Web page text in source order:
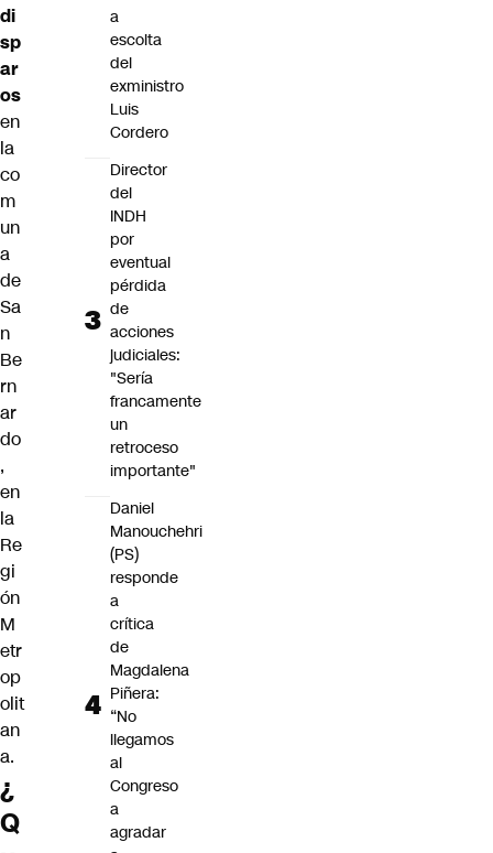
di
sp
ar
os
en
la
co
m
un
a
de
Sa
n
Be
rn
ar
do
,
en
la
Re
gi
ón
M
etr
op
olit
an
a.
¿
Q
a
escolta
del
exministro
Luis
Cordero
Director
del
INDH
por
eventual
pérdida
de
acciones
judiciales:
"Sería
francamente
un
retroceso
importante"
Daniel
Manouchehri
(PS)
responde
a
crítica
de
Magdalena
Piñera:
“No
llegamos
al
Congreso
a
agradar